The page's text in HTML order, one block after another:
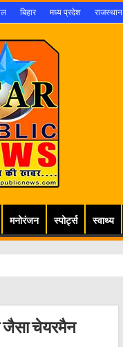
बिहार मध्य प्रदेश राजस्थान
मनोरंजन स्पोर्ट्स स्वाथ्य
जैसा चेयरमैन